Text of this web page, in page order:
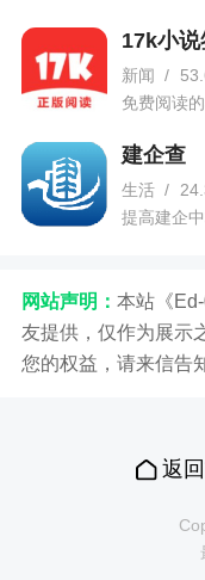
17k小说
新闻 /
免费阅读
建企查
生活 /
提高建企
网站声明： 本站《
友提供，仅作为展示
您的权益，请来信告
返